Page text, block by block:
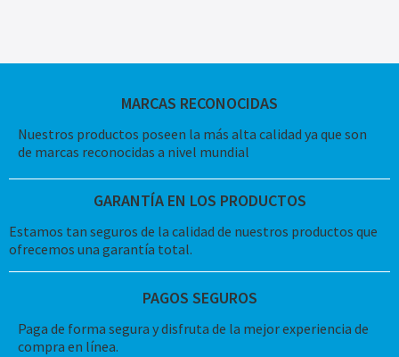
MARCAS RECONOCIDAS
Nuestros productos poseen la más alta calidad ya que son
de marcas reconocidas a nivel mundial
GARANTÍA EN LOS PRODUCTOS
Estamos tan seguros de la calidad de nuestros productos que
ofrecemos una garantía total.
PAGOS SEGUROS
Paga de forma segura y disfruta de la mejor experiencia de
compra en línea.